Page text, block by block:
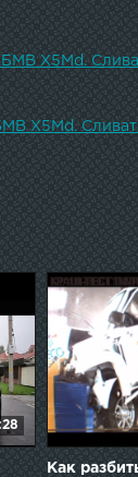
Х5Md.
Х5Md.
Как